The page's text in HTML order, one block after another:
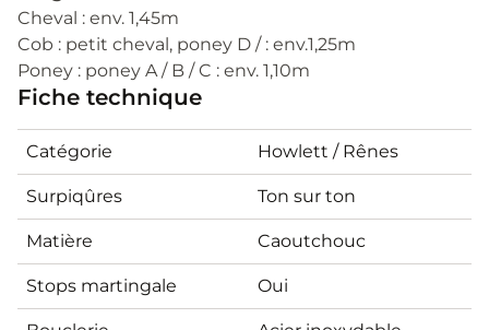
Cheval : env. 1,45m
Cob : petit cheval, poney D / : env.1,25m
Poney : poney A / B / C : env. 1,10m
Fiche technique
Catégorie Howlett / Rênes
Surpiqûres Ton sur ton
Matière Caoutchouc
Stops martingale Oui